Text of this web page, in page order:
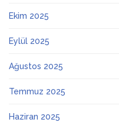
Ekim 2025
Eylül 2025
Ağustos 2025
Temmuz 2025
Haziran 2025